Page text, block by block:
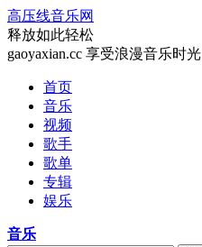
高压线音乐网
释放如此轻松
gaoyaxian.cc 享受浪漫音乐时光
首页
音乐
视频
歌手
歌单
专辑
娱乐
音乐